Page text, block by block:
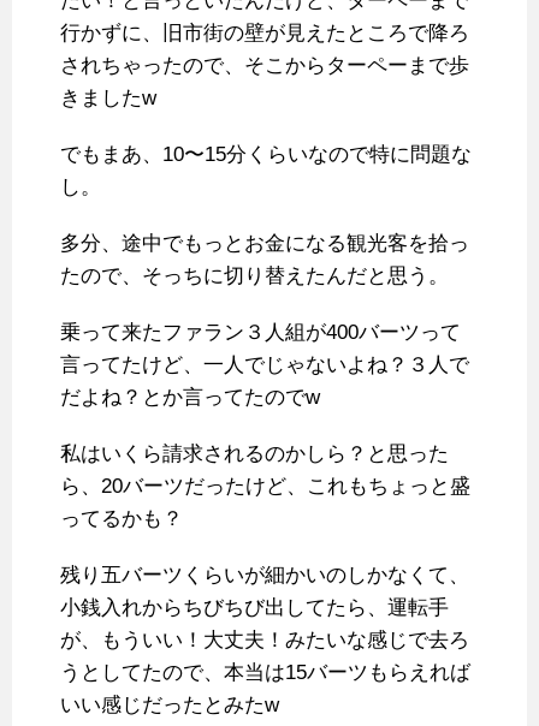
行かずに、旧市街の壁が見えたところで降ろ
されちゃったので、そこからターペーまで歩
きましたw
でもまあ、10〜15分くらいなので特に問題な
し。
多分、途中でもっとお金になる観光客を拾っ
たので、そっちに切り替えたんだと思う。
乗って来たファラン３人組が400バーツって
言ってたけど、一人でじゃないよね？３人で
だよね？とか言ってたのでw
私はいくら請求されるのかしら？と思った
ら、20バーツだったけど、これもちょっと盛
ってるかも？
残り五バーツくらいが細かいのしかなくて、
小銭入れからちびちび出してたら、運転手
が、もういい！大丈夫！みたいな感じで去ろ
うとしてたので、本当は15バーツもらえれば
いい感じだったとみたw